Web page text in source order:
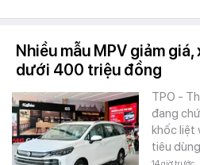
Nhiều mẫu MPV giảm
dưới 400 triệu đồng
TPO -
đang
khốc liệt
tiêu